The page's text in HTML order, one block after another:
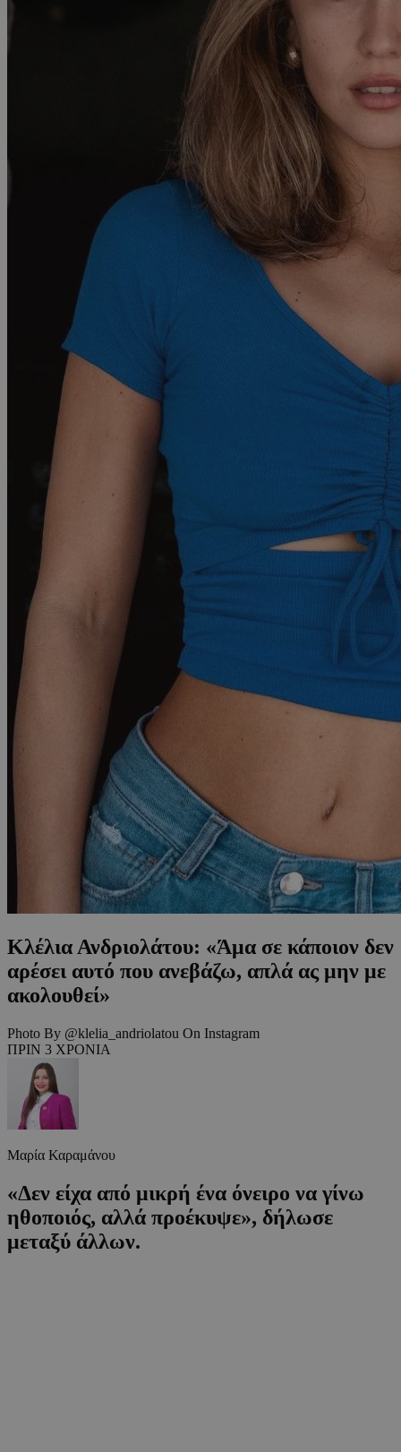
Κλέλια Ανδριολάτου: «Άμα σε κάποιον δεν
αρέσει αυτό που ανεβάζω, απλά ας μην με
ακολουθεί»
Photo By @klelia_andriolatou On Instagram
ΠΡΙΝ 3 ΧΡΟΝΙΑ
Μαρία Καραμάνου
«Δεν είχα από μικρή ένα όνειρο να γίνω
ηθοποιός, αλλά προέκυψε», δήλωσε
μεταξύ άλλων.